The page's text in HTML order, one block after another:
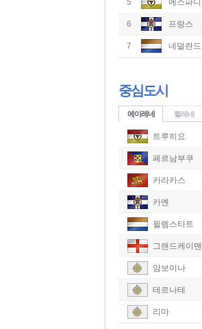
5 에스파
6 프랑스
7 네덜란드
중심도시
에이레네 헬레네
트루히요
페르남부쿠
카라카스
카옌
윌렘스타트
그랜드케이맨
암보이나
테르나테
리마